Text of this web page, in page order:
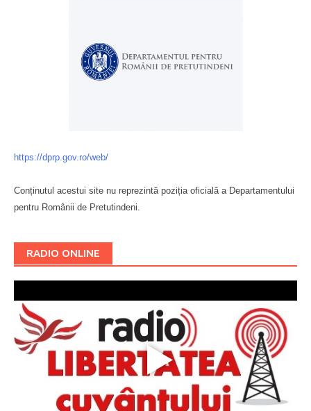
https://dprp.gov.ro/web/
Conținutul acestui site nu reprezintă poziția oficială a Departamentului
pentru Românii de Pretutindeni.
RADIO ONLINE